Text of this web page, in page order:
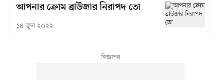
আপনার ক্রোম ব্রাউজার নিরাপদ তো
১৪ জুন ২০২২